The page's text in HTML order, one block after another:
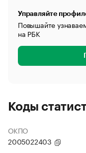
Управляйте
Повышайте
на РБК
Коды
ОКПО
2005022403